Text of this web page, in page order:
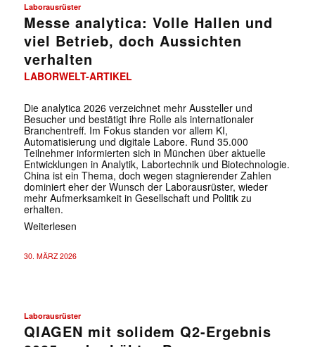
Laborausrüster
Messe analytica: Volle Hallen und
viel Betrieb, doch Aussichten
verhalten
LABORWELT-ARTIKEL
Die analytica 2026 verzeichnet mehr Aussteller und
Besucher und bestätigt ihre Rolle als internationaler
Branchentreff. Im Fokus standen vor allem KI,
Automatisierung und digitale Labore. Rund 35.000
Teilnehmer informierten sich in München über aktuelle
Entwicklungen in Analytik, Labortechnik und Biotechnologie.
China ist ein Thema, doch wegen stagnierender Zahlen
dominiert eher der Wunsch der Laborausrüster, wieder
mehr Aufmerksamkeit in Gesellschaft und Politik zu
erhalten.
Weiterlesen
30. MÄRZ 2026
Laborausrüster
QIAGEN mit solidem Q2-Ergebnis